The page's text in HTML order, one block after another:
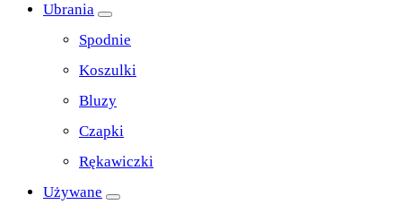
Ubrania
Spodnie
Koszulki
Bluzy
Czapki
Rękawiczki
Używane